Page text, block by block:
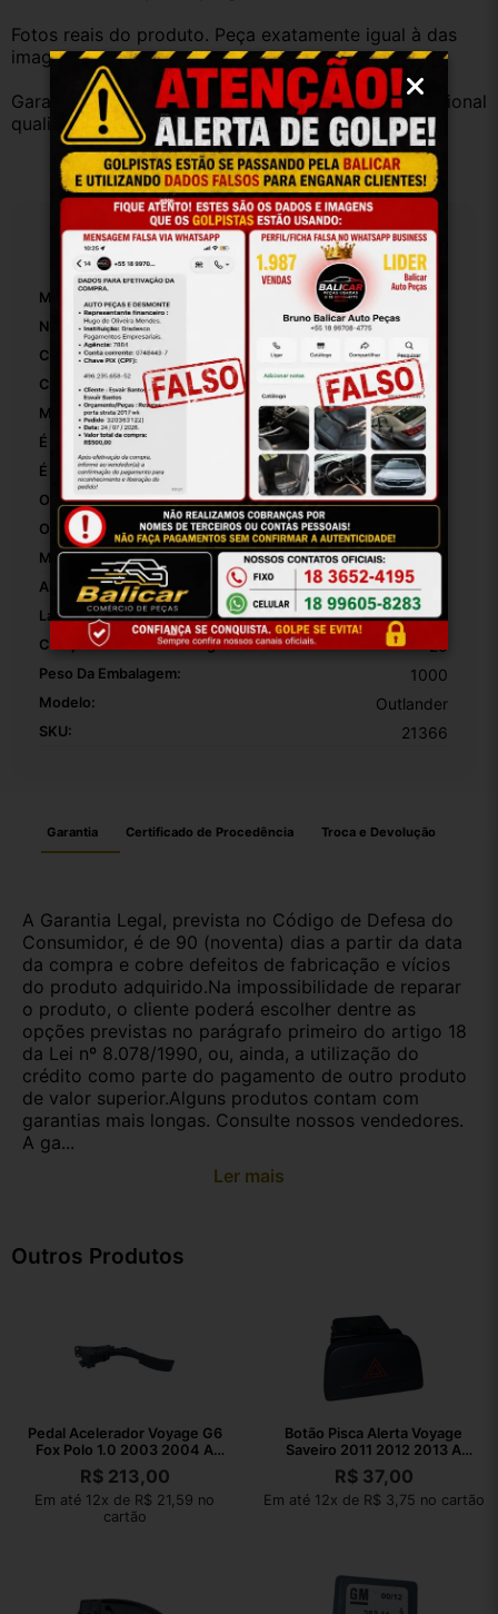
Fotos reais do produto. Peça exatamente igual à das
imagens.
Garantia válida somente com instalação por profissional
qualificado.
Especificações
Marca:
Número De Peça: 08067C2B
Comprimento:
Com Superficie Removível: False
Materiais Da Superfície: Plastico
É Original: True
É Esportivo: False
Origem: Brasil
OEM:
MPN: 1
Altura Da Embalagem:
Largura Da Embalagem: 20
Comprimento Da Embalagem: 20
Peso Da Embalagem: 1000
Modelo: Outlander
SKU: 21366
Garantia Certificado de Procedência Troca e Devolução
A Garantia Legal, prevista no Código de Defesa do
Consumidor, é de 90 (noventa) dias a partir da data
da compra e cobre defeitos de fabricação e vícios
do produto adquirido.Na impossibilidade de reparar
o produto, o cliente poderá escolher dentre as
opções previstas no parágrafo primeiro do artigo 18
da Lei nº 8.078/1990, ou, ainda, a utilização do
crédito como parte do pagamento de outro produto
de valor superior.Alguns produtos contam com
garantias mais longas. Consulte nossos vendedores.
A ga...
Ler mais
Outros Produtos
Pedal Acelerador Voyage G6
Fox Polo 1.0 2003 2004 A
2023
R$213,00
Em até 12x de R$ 21,59 no
cartão
Botão Pisca Alerta Voyage
Saveiro 2011 2012 2013 A
2016
R$37,00
Em até 12x de R$ 3,75 no cartão